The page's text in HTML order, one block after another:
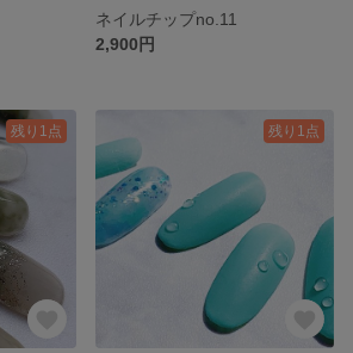
ネイルチップno.11
2,900円
残り1点 残り1点